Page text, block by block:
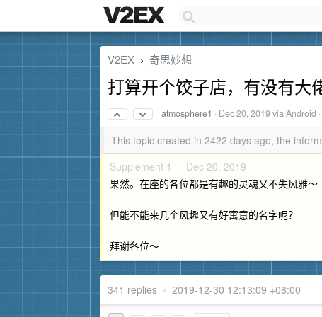
V2EX › 奇思妙想
打算开个饺子店，有没有大
atmosphere1 · Dec 20, 2019via Android
This topic created in 2422 days ago, the
Supplement 1 · Dec 20, 2019
果然。在座的各位都是有趣的灵魂又不失风雅～
但能不能来几个风趣又有好寓意的名字呢？
拜谢各位～
341 replies • 2019-12-30 12:13:09 +08:00